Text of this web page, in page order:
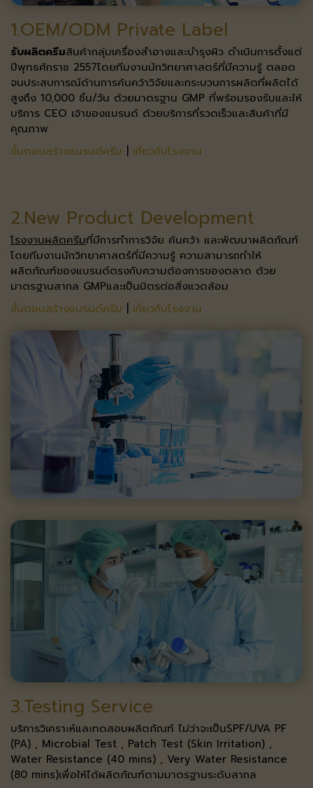
1.OEM/ODM Private Label
รับผลิตครีมสินค้ากลุ่มเครื่องสำอางและบำรุงผิว ดำเนินการตั้งแต่
ปีพุทธศักราช 2557​ โดยทีมงานนักวิทยาศาสตร์ที่มีความรู้ ตลอด
จนประสบการณ์ด้านการค้นคว้าวิจัย​ และกระบวนการผลิตที่ผลิตได้
สูงถึง 10,000 ชิ้น/วัน ด้วยมาตรฐาน GMP ​ ที่พร้อมรองรับและให้
บริการ CEO เจ้าของแบรนด์ ด้วยบริการที่รวดเร็ว​ และสินค้าที่มี
คุณภาพ​
ขั้นตอนสร้างแบรนด์ครีม
เกี่ยวกับโรงงาน
2.New Product Development
โรงงานผลิตครีมที่มีการทำการวิจัย ค้นคว้า และพัฒนาผลิตภัณฑ์
โดยทีมงานนักวิทยาศาสตร์ที่มีความรู้ ความสามารถ​ ทำให้
ผลิตภัณฑ์ของแบรนด์ตรงกับความต้องการของตลาด ด้วย
มาตรฐานสากล GMP​ และเป็นมิตรต่อสิ่งแวดล้อม​
ขั้นตอนสร้างแบรนด์ครีม
เกี่ยวกับโรงงาน
3.Testing Service
บริการวิเคราะห์และทดสอบผลิตภัณฑ์ ไม่ว่าจะเป็น​ SPF/UVA PF
(PA) , Microbial Test , Patch Test (Skin Irritation) ,​
Water Resistance (40 mins) , Very Water Resistance
(80 mins)​ เพื่อให้ได้ผลิตภัณฑ์ตามมาตรฐานระดับสากล​